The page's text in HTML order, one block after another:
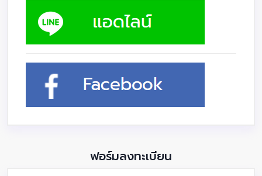
ฟอร์มลงทะเบียน